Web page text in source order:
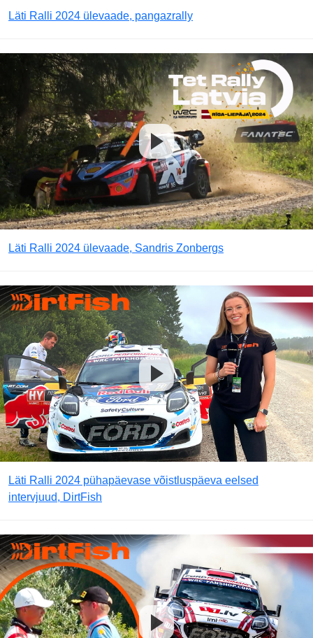
Läti Ralli 2024 ülevaade, pangazrally
Läti Ralli 2024 ülevaade, Sandris Zonbergs
Läti Ralli 2024 pühapäevase võistluspäeva eelsed
intervjuud, DirtFish